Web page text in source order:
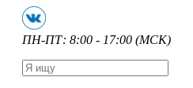
ПН-ПТ: 8:00 - 17:00 (МСК)